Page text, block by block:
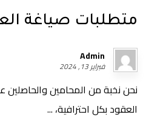
متطلبات صياغة
Admin
فبراير 13, 2024
نحن نخبة من المحامين
العقود بكل احترافية، ...